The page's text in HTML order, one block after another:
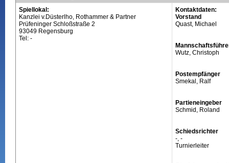
Spiellokal:
Kanzlei v.Düsterlho, Rothammer & Partner
Prüfeninger Schloßstraße 2
93049 Regensburg
Tel: -
Kontaktdaten:
Vorstand
Quast, Michael
Wutz, Christoph
Postempfänger
Smekal, Ralf
Partieneingeber
Schmid, Roland
Schiedsrichter
-, -
Turnierleiter